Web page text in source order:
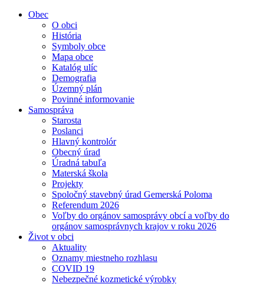
Obec
O obci
História
Symboly obce
Mapa obce
Katalóg ulíc
Demografia
Územný plán
Povinné informovanie
Samospráva
Starosta
Poslanci
Hlavný kontrolór
Obecný úrad
Úradná tabuľa
Materská škola
Projekty
Spoločný stavebný úrad Gemerská Poloma
Referendum 2026
Voľby do orgánov samosprávy obcí a voľby do
orgánov samosprávnych krajov v roku 2026
Život v obci
Aktuality
Oznamy miestneho rozhlasu
COVID 19
Nebezpečné kozmetické výrobky